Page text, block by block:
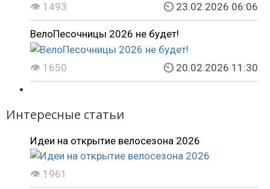
👁 1493 ⏲ 23.02.2026 06:06
ВелоПесочницы 2026 не будет!
👁 1650 ⏲ 20.02.2026 11:30
Интересные статьи
Идеи на открытие велосезона 2026
👁 1961